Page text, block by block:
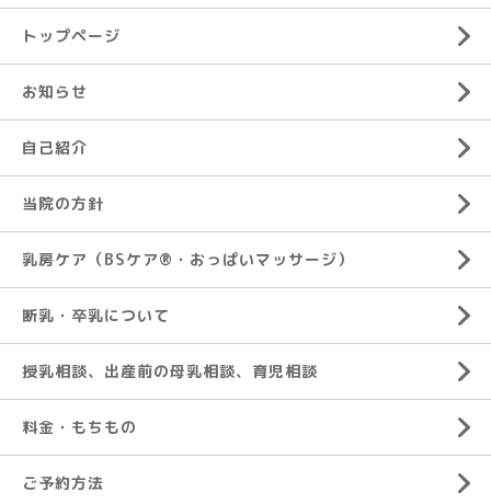
トップページ
お知らせ
自己紹介
当院の方針
乳房ケア（BSケア®︎・おっぱいマッサージ）
断乳・卒乳について
授乳相談、出産前の母乳相談、育児相談
料金・もちもの
ご予約方法